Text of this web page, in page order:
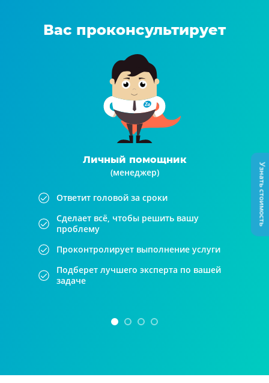
Вас проконсультирует
Личный помощник
(менеджер)
Ответит головой за сроки
Сделает всё, чтобы решить вашу
проблему
Проконтролирует выполнение услуги
Подберет лучшего эксперта по вашей
задаче
Узнать стоимость